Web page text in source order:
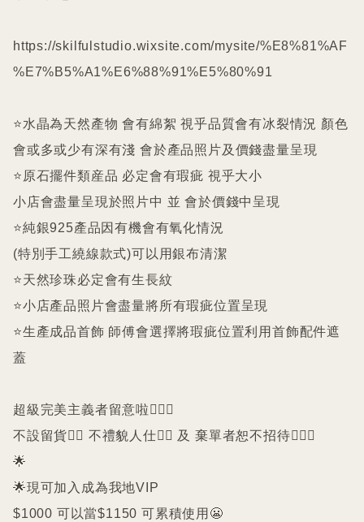
https://skilfulstudio.wixsite.com/mysite/%E8%81%AF
%E7%B5%A1%E6%88%91%E5%80%91
⭐️水晶為天然產物 會有綿絮 視乎品質會有冰裂情況 顏色
會或多或少有深有淺 會於產品照片及價錢盡量呈現
⭐️原石擺件類産品 必定會有瑕疵 視乎大小
小店會盡量呈現於照片中 並 會於價錢中呈現
⭐️純銀925產品因有機會有氧化情況
(特別手工繞線款式)可以用銀布清潔
⭐️天然珍珠必定會有生長紋
⭐️小店產品照片會盡量將所有瑕疵位置呈現
⭐️生產成品首飾 師傅會選擇將瑕疵位置利用首飾配件遮
蓋
超級完美主義者留意啦🙇🏻‍♀️
不設留貨🙅‍♀️ 不禮貌人仕🙅‍♀️ 及 棄單者恕不招待🙇🏻‍♀️
🌟
🌟現可加入成為我地VIP
$1000 可以當$1150 可累積使用😬